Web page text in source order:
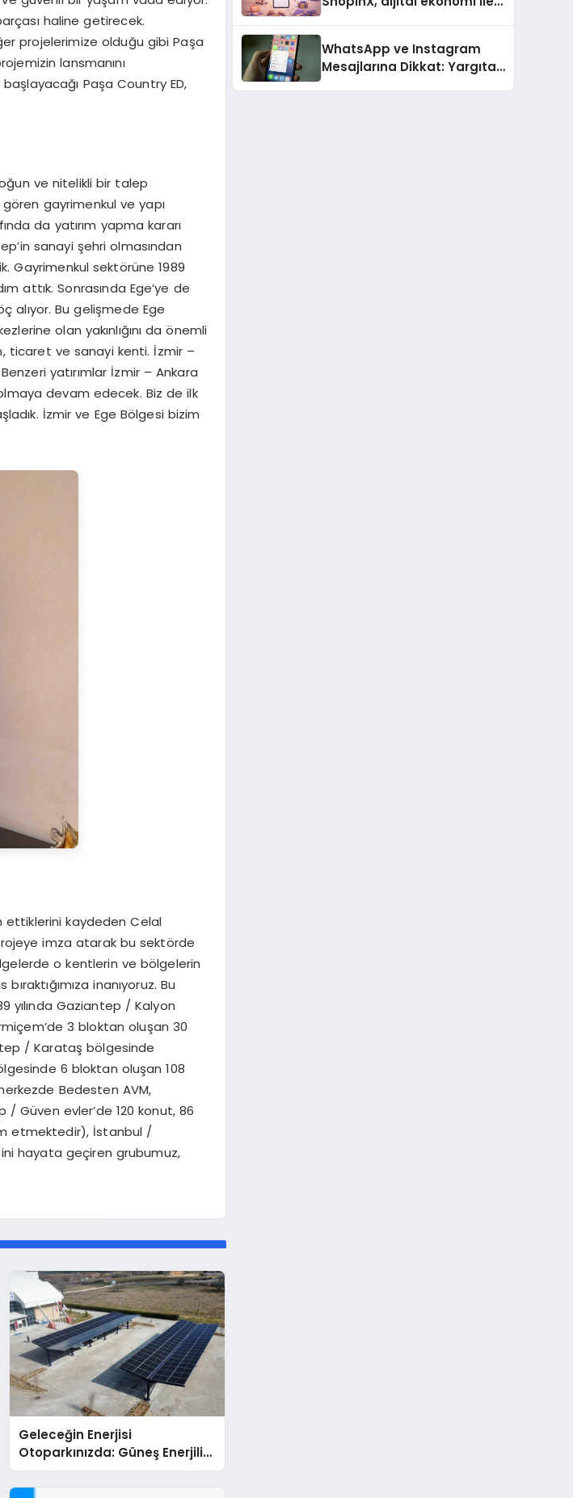
haline getirecek.
projelerimize olduğu gibi Paşa
lansmanını
Paşa Country ED,
ve nitelikli bir talep
gayrimenkul ve yapı
da yatırım yapma kararı
sanayi şehri olmasından
Gayrimenkul sektörüne 1989
attık. Sonrasında Ege’ye de
alıyor. Bu gelişmede Ege
olan yakınlığını da önemli
ticaret ve sanayi kenti. İzmir –
yatırımlar İzmir – Ankara
devam edecek. Biz de ilk
İzmir ve Ege Bölgesi bizim
ettiklerini kaydeden Celal
imza atarak bu sektörde
o kentlerin ve bölgelerin
inanıyoruz. Bu
yılında Gaziantep / Kalyon
3 bloktan oluşan 30
/ Karataş bölgesinde
6 bloktan oluşan 108
Bedesten AVM,
Güven evler’de 120 konut, 86
etmektedir), İstanbul /
hayata geçiren grubumuz,
Geleceğin Enerjisi
Otoparkınızda: Güneş Enerjili
Carport (Solar Otopark)
Nedir?
WhatsApp ve Instagram
Mesajlarına Dikkat: Yargıtay